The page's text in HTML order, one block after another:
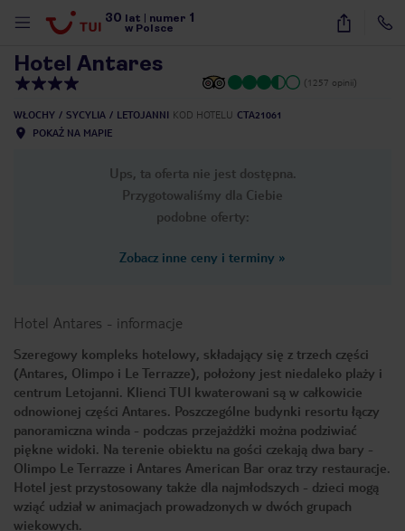
30 lat numer 1
w Polsce
31
Hotel Antares
(1257 opinii)
WŁOCHY SYCYLIA LETOJANNI KOD HOTELU CTA21061
POKAŻ NA MAPIE
Ups, ta oferta nie jest dostępna.
Przygotowaliśmy dla Ciebie
podobne oferty:
Zobacz inne ceny i terminy »
Hotel Antares - informacje
Szeregowy kompleks hotelowy, składający się z trzech części
(Antares, Olimpo i Le Terrazze), położony jest niedaleko plaży i
centrum Letojanni. Klienci TUI kwaterowani są w całkowicie
odnowionej części Antares. Poszczególne budynki resortu łączy
panoramiczna winda - podczas przejażdżki można podziwiać
piękne widoki. Na terenie obiektu na gości czekają dwa bary -
Olimpo Le Terrazze i Antares American Bar oraz trzy restauracje.
Hotel jest przystosowany także dla najmłodszych - dzieci mogą
wziąć udział w animacjach prowadzonych w dwóch grupach
wiekowych.